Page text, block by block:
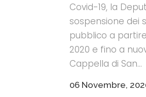
Covid-19, la
sospensione dei
pubblico a
2020 e fino a
Cappella di San...
06 Novembre,